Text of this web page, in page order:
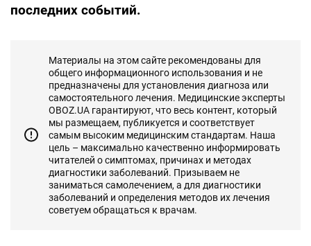
последних событий.
Материалы на этом сайте рекомендованы для
общего информационного использования и не
предназначены для установления диагноза или
самостоятельного лечения. Медицинские эксперты
OBOZ.UA гарантируют, что весь контент, который
мы размещаем, публикуется и соответствует
самым высоким медицинским стандартам. Наша
цель – максимально качественно информировать
читателей о симптомах, причинах и методах
диагностики заболеваний. Призываем не
заниматься самолечением, а для диагностики
заболеваний и определения методов их лечения
советуем обращаться к врачам.